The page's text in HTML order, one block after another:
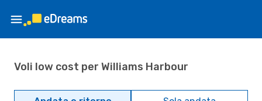
Voli low cost per Williams Harbour